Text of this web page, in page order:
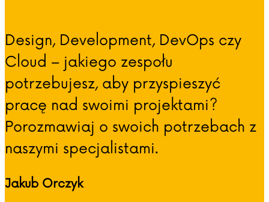
Design, Development, DevOps czy
Cloud – jakiego zespołu
potrzebujesz, aby przyspieszyć
pracę nad swoimi projektami?
Porozmawiaj o swoich potrzebach z
naszymi specjalistami.
Jakub Orczyk